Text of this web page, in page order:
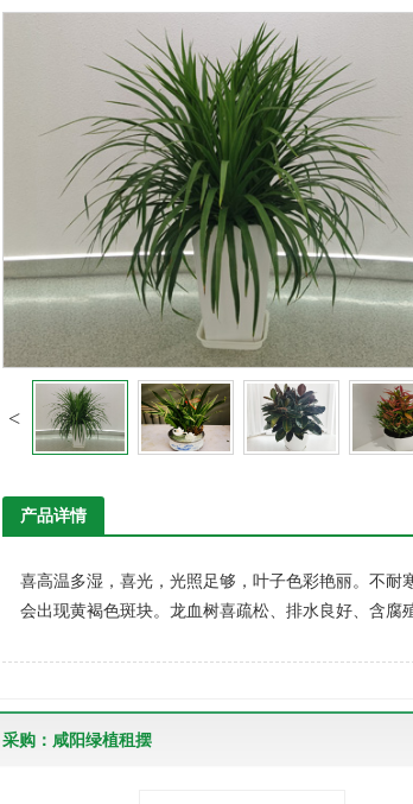
产品详情
喜高温多湿，喜光，光照足够，叶子色彩艳丽。不
会出现黄褐色斑块。龙血树喜疏松、排水良好、含腐
采购：咸阳绿植租摆